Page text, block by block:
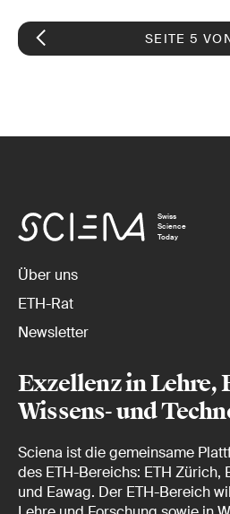
SEITE 5
Swiss
Science
Today
Über uns
ETH-Rat
Newsletter
Exzellenz in Lehre,
Wissens- und
Sciena ist die gemeinsame
des ETH-Bereichs: ETH Zürich,
und Eawag. Der ETH-Bereich